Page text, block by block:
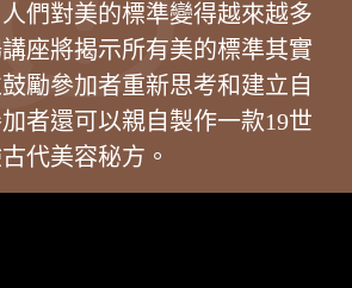
們對美的標準變得越來越多
座將揭示所有美的標準其實
勵參加者重新思考和建立自
者還可以親自製作一款19世
代美容秘方。